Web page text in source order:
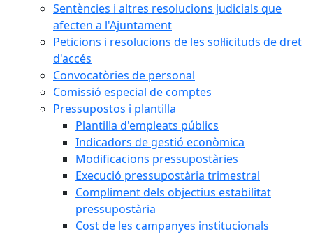
Sentències i altres resolucions judicials que
afecten a l'Ajuntament
Peticions i resolucions de les sol·licituds de dret
d'accés
Convocatòries de personal
Comissió especial de comptes
Pressupostos i plantilla
Plantilla d'empleats públics
Indicadors de gestió econòmica
Modificacions pressupostàries
Execució pressupostària trimestral
Compliment dels objectius estabilitat
pressupostària
Cost de les campanyes institucionals